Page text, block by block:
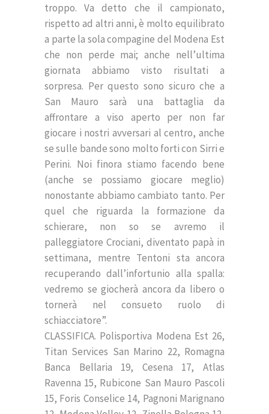
troppo. Va detto che il campionato,
rispetto ad altri anni, è molto equilibrato
a parte la sola compagine del Modena Est
che non perde mai; anche nell’ultima
giornata abbiamo visto risultati a
sorpresa. Per questo sono sicuro che a
San Mauro sarà una battaglia da
affrontare a viso aperto per non far
giocare i nostri avversari al centro, anche
se sulle bande sono molto forti con Sirri e
Perini. Noi finora stiamo facendo bene
(anche se possiamo giocare meglio)
nonostante abbiamo cambiato tanto. Per
quel che riguarda la formazione da
schierare, non so se avremo il
palleggiatore Crociani, diventato papà in
settimana, mentre Tentoni sta ancora
recuperando dall’infortunio alla spalla:
vedremo se giocherà ancora da libero o
tornerà nel consueto ruolo di
schiacciatore”.
CLASSIFICA. Polisportiva Modena Est 26,
Titan Services San Marino 22, Romagna
Banca Bellaria 19, Cesena 17, Atlas
Ravenna 15, Rubicone San Mauro Pascoli
15, Foris Conselice 14, Pagnoni Marignano